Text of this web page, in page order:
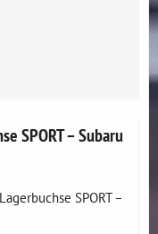
SPORT – Subaru
SPORT –